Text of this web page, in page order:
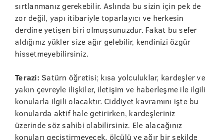
sırtlanmanız gerekebilir. Aslında bu sizin için pek de
zor değil, yapı itibariyle toparlayıcı ve herkesin
derdine yetişen biri olmuşsunuzdur. Fakat bu sefer
aldığınız yükler size ağır gelebilir, kendinizi özgür
hissetmeyebilirsiniz.
Terazi: Satürn öğretisi; kısa yolculuklar, kardeşler ve
yakın çevreyle ilişkiler, iletişim ve haberleşme ile ilgili
konularla ilgili olacaktır. Ciddiyet kavramını işte bu
konularda aktif hale getirirken, kardeşleriniz
üzerinde söz sahibi olabilirsiniz. Ele alacağınız
konuları geçiştirmeyecek, ölçülü ve ağır bir şekilde